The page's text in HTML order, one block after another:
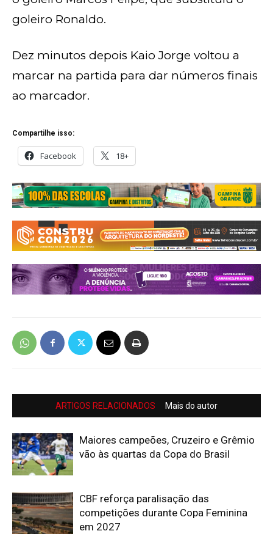
goleiro Ronaldo.
Dez minutos depois Kaio Jorge voltou a
marcar na partida para dar números finais
ao marcador.
Compartilhe isso:
Facebook 18+
ARTIGOS RELACIONADOS Mais do autor
Maiores campeões, Cruzeiro e Grêmio
vão às quartas da Copa do Brasil
CBF reforça paralisação das
competições durante Copa Feminina
em 2027